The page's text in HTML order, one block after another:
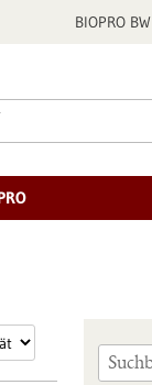
BIOPRO BW